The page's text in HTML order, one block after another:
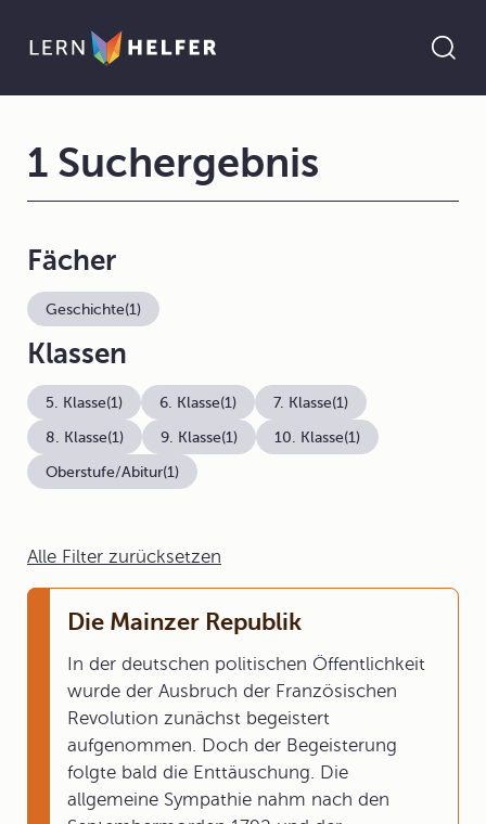
Alle Filter zurücksetzen
Die Mainzer Republik
In der deutschen politischen Öffentlichkeit
wurde der Ausbruch der Französischen
Revolution zunächst begeistert
aufgenommen. Doch der Begeisterung
folgte bald die Enttäuschung. Die
allgemeine Sympathie nahm nach den
1 Suchergebnis
Fächer
Geschichte(1)
Klassen
5. Klasse(1) 6. Klasse(1) 7. Klasse(1)
8. Klasse(1) 9. Klasse(1) 10. Klasse(1)
Oberstufe/Abitur(1)